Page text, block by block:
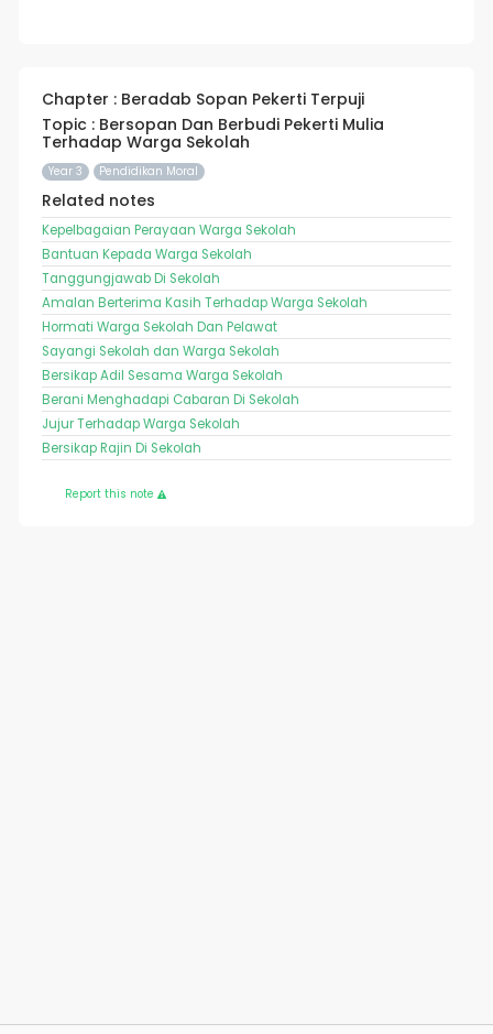
Chapter : Beradab Sopan Pekerti Terpuji
Topic : Bersopan Dan Berbudi Pekerti Mulia
Terhadap Warga Sekolah
Year 3 Pendidikan Moral
Related notes
Kepelbagaian Perayaan Warga Sekolah
Bantuan Kepada Warga Sekolah
Tanggungjawab Di Sekolah
Amalan Berterima Kasih Terhadap Warga Sekolah
Hormati Warga Sekolah Dan Pelawat
Sayangi Sekolah dan Warga Sekolah
Bersikap Adil Sesama Warga Sekolah
Berani Menghadapi Cabaran Di Sekolah
Jujur Terhadap Warga Sekolah
Bersikap Rajin Di Sekolah
Report this note